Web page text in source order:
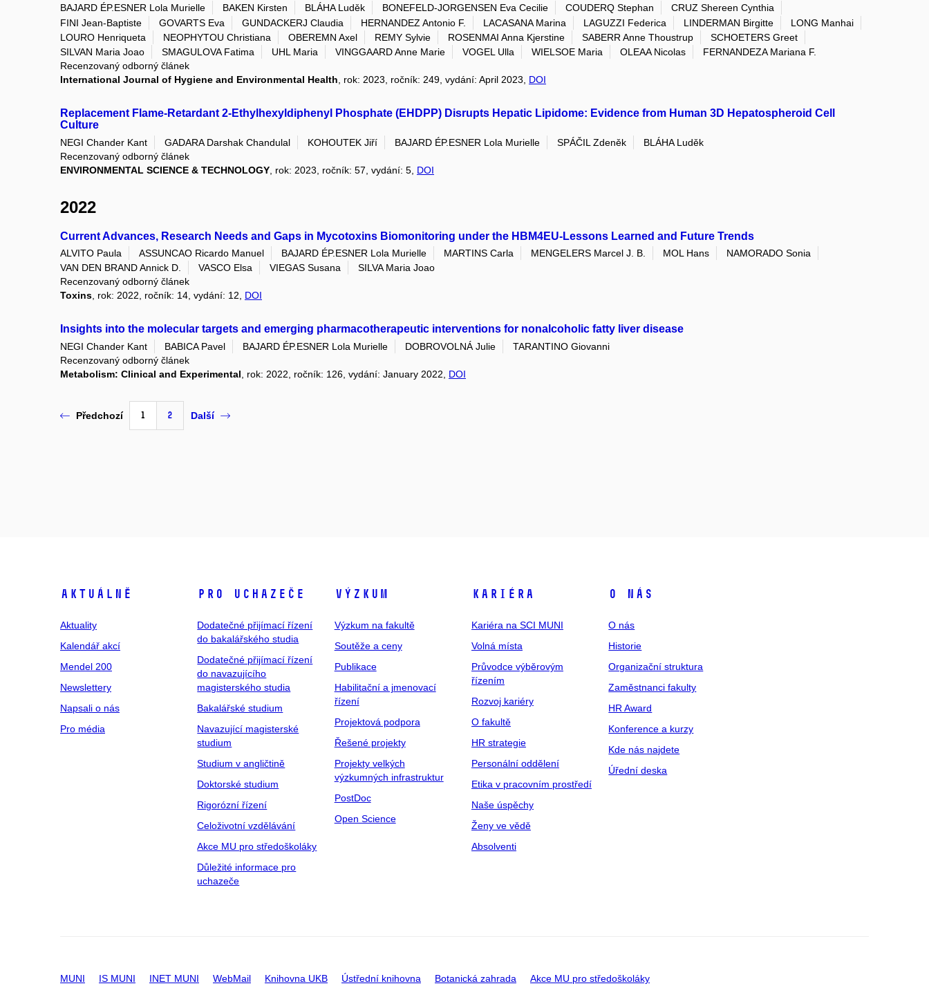
BAJARD ÉP.ESNER Lola Murielle
BAKEN Kirsten BLÁHA Luděk BONEFELD-JORGENSEN Eva Cecilie COUDERQ Stephan
CRUZ Shereen Cynthia
FINI Jean-Baptiste
GOVARTS Eva GUNDACKERJ Claudia HERNANDEZ Antonio F. LACASANA Marina LAGUZZI Federica LINDERMAN Birgitte
LONG Manhai
LOURO Henriqueta
NEOPHYTOU Christiana OBEREMN Axel REMY Sylvie ROSENMAI Anna Kjerstine SABERR Anne Thoustrup
SCHOETERS Greet
SILVAN Maria Joao
SMAGULOVA Fatima UHL Maria VINGGAARD Anne Marie VOGEL Ulla WIELSOE Maria OLEAA Nicolas
FERNANDEZA Mariana F.
Recenzovaný odborný článek
International Journal of Hygiene and Environmental Health, rok: 2023, ročník: 249, vydání: April 2023, DOI
Replacement Flame-Retardant 2-Ethylhexyldiphenyl Phosphate (EHDPP) Disrupts Hepatic Lipidome: Evidence from Human 3D Hepatospheroid Cell
Culture
NEGI Chander Kant GADARA Darshak Chandulal KOHOUTEK Jiří BAJARD ÉP.ESNER Lola Murielle SPÁČIL Zdeněk
BLÁHA Luděk
Recenzovaný odborný článek
ENVIRONMENTAL SCIENCE & TECHNOLOGY , rok: 2023, ročník: 57, vydání: 5, DOI
2022
Current Advances, Research Needs and Gaps in Mycotoxins Biomonitoring under the HBM4EU-Lessons Learned and Future Trends
ALVITO Paula ASSUNCAO Ricardo Manuel BAJARD ÉP.ESNER Lola Murielle MARTINS Carla MENGELERS Marcel J. B. MOL Hans
NAMORADO Sonia
VAN DEN BRAND Annick D.
VASCO Elsa VIEGAS Susana
SILVA Maria Joao
Recenzovaný odborný článek
Toxins, rok: 2022, ročník: 14, vydání: 12, DOI
Insights into the molecular targets and emerging pharmacotherapeutic interventions for nonalcoholic fatty liver disease
NEGI Chander Kant BABICA Pavel BAJARD ÉP.ESNER Lola Murielle DOBROVOLNÁ Julie
TARANTINO Giovanni
Recenzovaný odborný článek
Metabolism: Clinical and Experimental , rok: 2022, ročník: 126, vydání: January 2022, DOI
Předchozí 1 2 Další
Aktuálně
Aktuality
Kalendář akcí
Mendel 200
Newslettery
Napsali o nás
Pro média
Pro uchazeče
Dodatečné přijímací řízení
do bakalářského studia
Dodatečné přijímací řízení
do navazujícího
magisterského studia
Bakalářské studium
Navazující magisterské
studium
Studium v angličtině
Doktorské studium
Rigorózní řízení
Celoživotní vzdělávání
Akce MU pro středoškoláky
Důležité informace pro
uchazeče
Výzkum
Výzkum na fakultě
Soutěže a ceny
Publikace
Habilitační a jmenovací
řízení
Projektová podpora
Řešené projekty
Projekty velkých
výzkumných infrastruktur
PostDoc
Open Science
Kariéra
Kariéra na SCI MUNI
Volná místa
Průvodce výběrovým
řízením
Rozvoj kariéry
O fakultě
HR strategie
Personální oddělení
Etika v pracovním prostředí
Naše úspěchy
Ženy ve vědě
Absolventi
O nás
O nás
Historie
Organizační struktura
Zaměstnanci fakulty
HR Award
Konference a kurzy
Kde nás najdete
Úřední deska
MUNI IS MUNI INET MUNI WebMail Knihovna UKB Ústřední knihovna Botanická zahrada Akce MU pro středoškoláky